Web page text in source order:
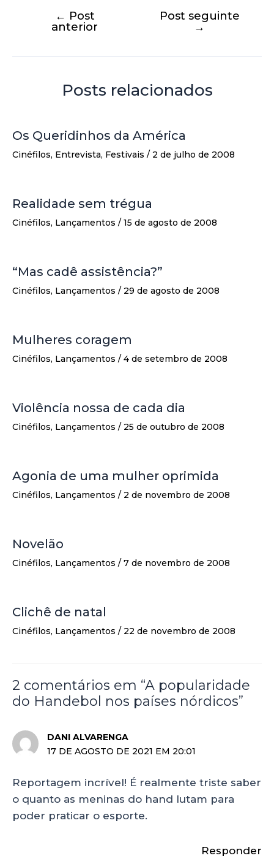
← Post
anterior
Post seguinte
→
Posts relacionados
Os Queridinhos da América
Cinéfilos, Entrevista, Festivais / 2 de julho de 2008
Realidade sem trégua
Cinéfilos, Lançamentos / 15 de agosto de 2008
“Mas cadê assistência?”
Cinéfilos, Lançamentos / 29 de agosto de 2008
Mulheres coragem
Cinéfilos, Lançamentos / 4 de setembro de 2008
Violência nossa de cada dia
Cinéfilos, Lançamentos / 25 de outubro de 2008
Agonia de uma mulher oprimida
Cinéfilos, Lançamentos / 2 de novembro de 2008
Novelão
Cinéfilos, Lançamentos / 7 de novembro de 2008
Clichê de natal
Cinéfilos, Lançamentos / 22 de novembro de 2008
2 comentários em “A popularidade
do Handebol nos países nórdicos”
DANI ALVARENGA
17 DE AGOSTO DE 2021 EM 20:01
Reportagem incrível! É realmente triste saber
o quanto as meninas do hand lutam para
poder praticar o esporte.
Responder